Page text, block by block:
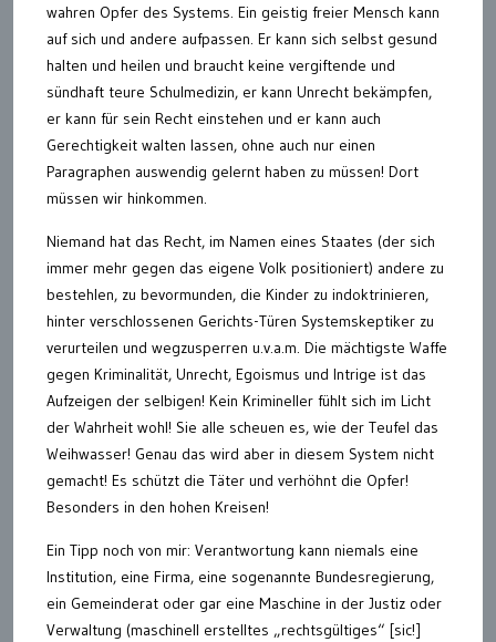
wahren Opfer des Systems. Ein geistig freier Mensch kann
auf sich und andere aufpassen. Er kann sich selbst gesund
halten und heilen und braucht keine vergiftende und
sündhaft teure Schulmedizin, er kann Unrecht bekämpfen,
er kann für sein Recht einstehen und er kann auch
Gerechtigkeit walten lassen, ohne auch nur einen
Paragraphen auswendig gelernt haben zu müssen! Dort
müssen wir hinkommen.
Niemand hat das Recht, im Namen eines Staates (der sich
immer mehr gegen das eigene Volk positioniert) andere zu
bestehlen, zu bevormunden, die Kinder zu indoktrinieren,
hinter verschlossenen Gerichts-Türen Systemskeptiker zu
verurteilen und wegzusperren u.v.a.m. Die mächtigste Waffe
gegen Kriminalität, Unrecht, Egoismus und Intrige ist das
Aufzeigen der selbigen! Kein Krimineller fühlt sich im Licht
der Wahrheit wohl! Sie alle scheuen es, wie der Teufel das
Weihwasser! Genau das wird aber in diesem System nicht
gemacht! Es schützt die Täter und verhöhnt die Opfer!
Besonders in den hohen Kreisen!
Ein Tipp noch von mir: Verantwortung kann niemals eine
Institution, eine Firma, eine sogenannte Bundesregierung,
ein Gemeinderat oder gar eine Maschine in der Justiz oder
Verwaltung (maschinell erstelltes „rechtsgültiges“ [sic!]